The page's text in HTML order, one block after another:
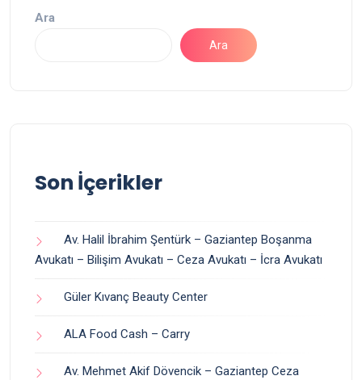
Ara
Ara
Son İçerikler
Av. Halil İbrahim Şentürk – Gaziantep Boşanma
Avukatı – Bilişim Avukatı – Ceza Avukatı – İcra Avukatı
Güler Kıvanç Beauty Center
ALA Food Cash – Carry
Av. Mehmet Akif Dövencik – Gaziantep Ceza